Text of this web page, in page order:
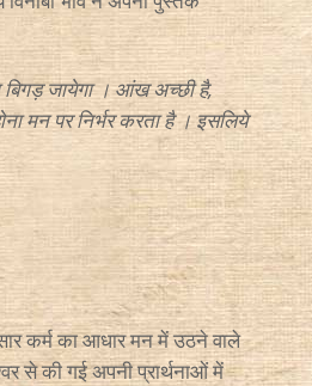
बिगड़ जायेगा । आंख अच्छी है,
मन पर निर्भर करता है । इसलिये
कर्म का आधार मन में उठने वाले
से की गई अपनी प्रार्थनाओं में